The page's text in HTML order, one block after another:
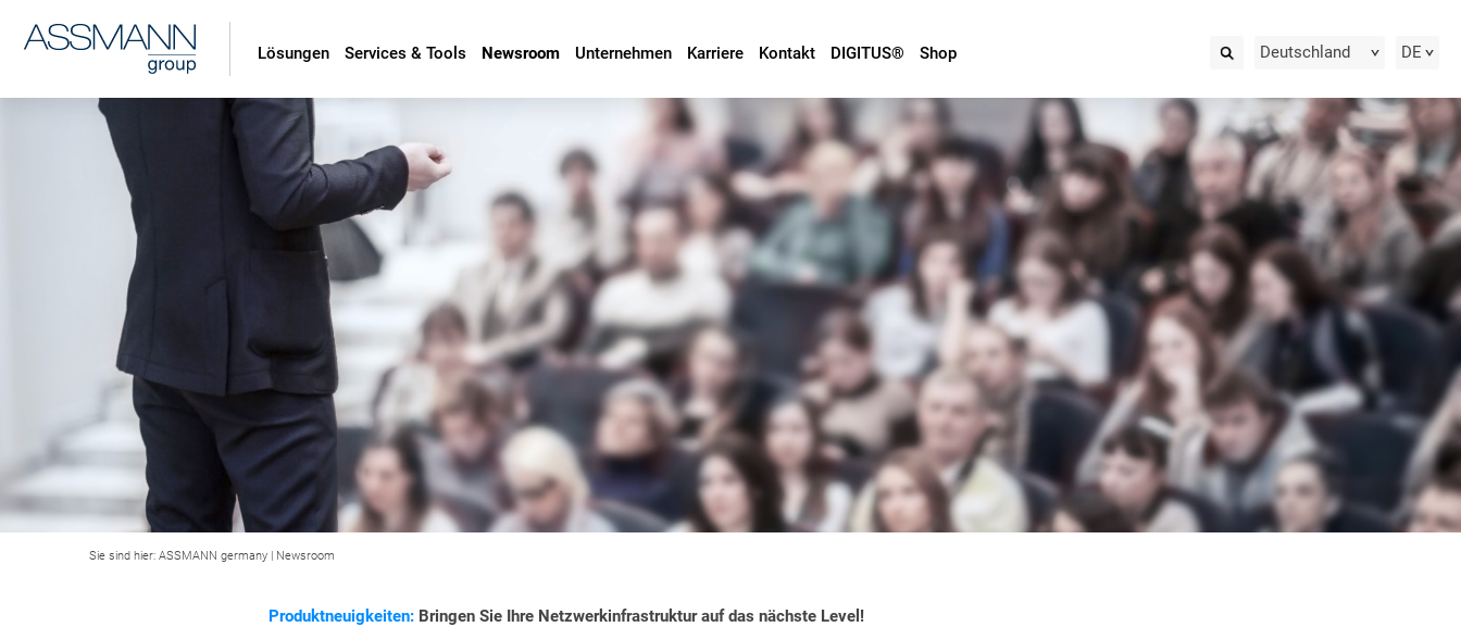
Deutschland DE
Lösungen Services & Tools Newsroom Unternehmen Karriere Kontakt DIGITUS® Shop
Sie sind hier: ASSMANN germany | Newsroom
Produktneuigkeiten: Bringen Sie Ihre Netzwerkinfrastruktur auf das nächste Level!